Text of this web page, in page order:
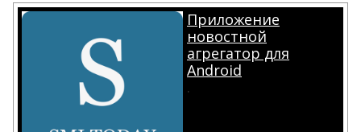
Приложение
новостной
агрегатор для
Android
.